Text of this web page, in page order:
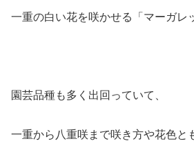
一重の白い花を咲かせる「マーガレ
園芸品種も多く出回っていて、
一重から八重咲まで咲き方や花色と